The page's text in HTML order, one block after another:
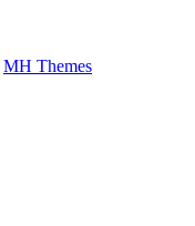
MH Themes